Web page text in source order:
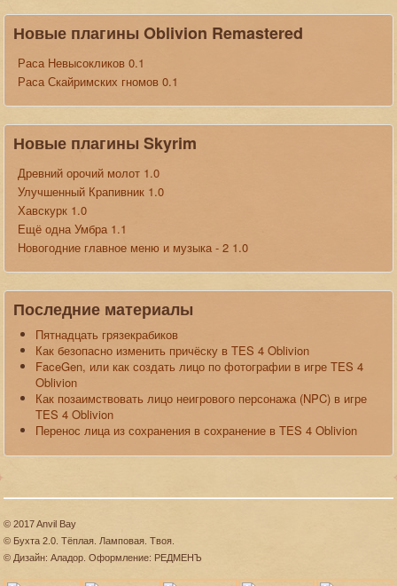
Новые плагины Oblivion Remastered
Раса Невысокликов 0.1
Раса Скайримских гномов 0.1
Новые плагины Skyrim
Древний орочий молот 1.0
Улучшенный Крапивник 1.0
Хавскурк 1.0
Ещё одна Умбра 1.1
Новогодние главное меню и музыка - 2 1.0
Последние материалы
Пятнадцать грязекрабиков
Как безопасно изменить причёску в TES 4 Oblivion
FaceGen, или как создать лицо по фотографии в игре TES 4
Oblivion
Как позаимствовать лицо неигрового персонажа (NPC) в игре
TES 4 Oblivion
Перенос лица из сохранения в сохранение в TES 4 Oblivion
© 2017 Anvil Bay
© Бухта 2.0. Тёплая. Ламповая. Твоя.
© Дизайн: Аладор. Оформление: РЕДМЕНЪ